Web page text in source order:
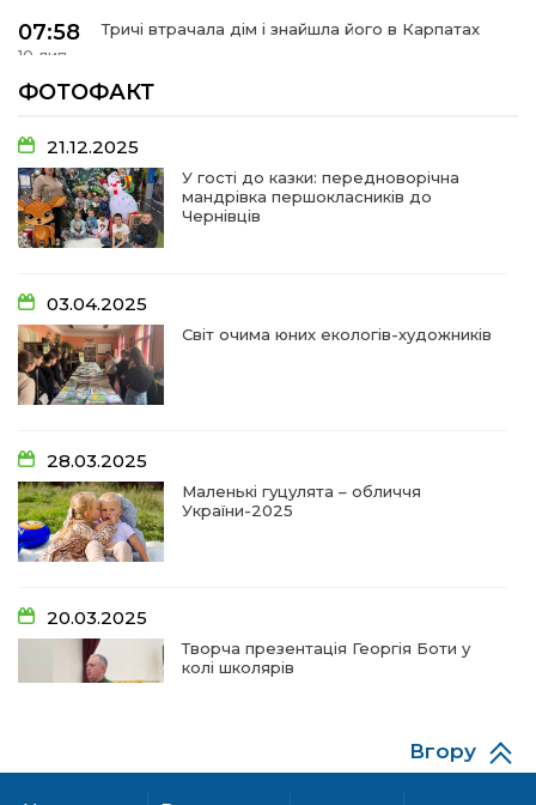
07:58
10 лип
Тричі втрачала дім і знайшла його в Карпатах
10 лип
13:30
06 лип
Від прикордонної застави до Донбасу:
14:18
01 лип
09:31
28 чер
Творчі підсумки юних художників
09:28
28 чер
Довгопільський рок заради благодійності
09:20
28 чер
Проза Людмили Охріменко: про те, що і гріє, і
болить…
14:44 Рік невідомості та болю:
09:09
ФОТОФАКТ
21.12.2025
У гості до казки: передноворічна
мандрівка першокласників до
Чернівців
03.04.2025
Світ очима юних екологів-художників
28.03.2025
Маленькі гуцулята – обличчя
України-2025
20.03.2025
Творча презентація Георгія Боти у
колі школярів
06.12.2024
Вгору